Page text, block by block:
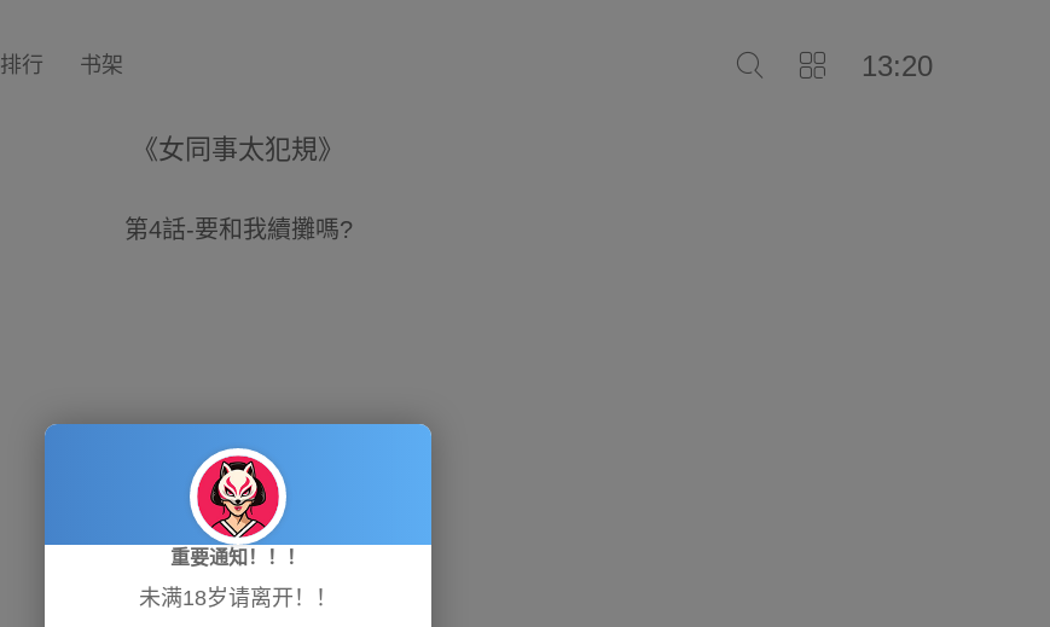
13:20
排行 书架
《女同事太犯規》
第4話-要和我續攤嗎?
重要通知！！！
未满18岁请离开！！